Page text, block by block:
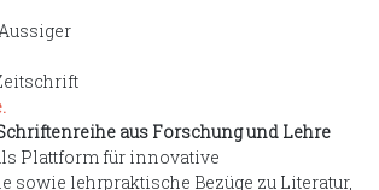
aus Forschung und Lehre
Plattform für innovative
sowie lehrpraktische Bezüge zu Literatur,